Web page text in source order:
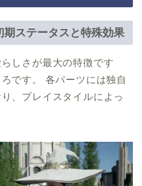
期ステータスと特殊効果
しさが最大の特徴です
です。 各パーツには独自
、プレイスタイルによっ